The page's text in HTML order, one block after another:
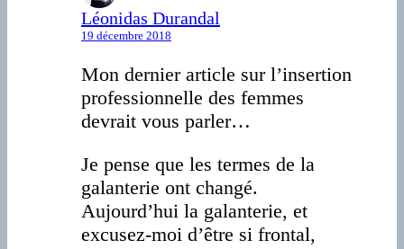
Léonidas Durandal
19 décembre 2018
Mon dernier article sur l’insertion
professionnelle des femmes
devrait vous parler…
Je pense que les termes de la
galanterie ont changé.
Aujourd’hui la galanterie, et
excusez-moi d’être si frontal,